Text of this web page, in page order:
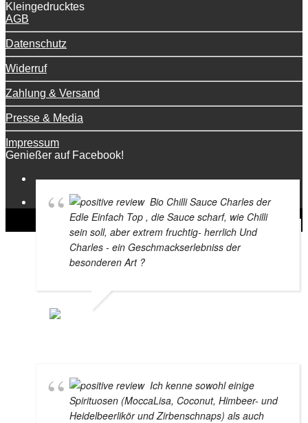
Kleingedrucktes
AGB
Datenschutz
Widerruf
Zahlung & Versand
Presse & Media
Impressum
Genießer auf Facebook!
Bio Chilli Sauce Charles der
Edle Einfach Top , die Sauce scharf, wie Chilli
sein soll, aber extrem fruchtig- herrlich Und
Charles - ein Geschmackserlebniss der
besonderen Art ?
Ich kenne sowohl einige
Spirituosen (MoccaLisa, Coconut, Himbeer- und
Heidelbeerlikör und Zirbenschnaps) als auch